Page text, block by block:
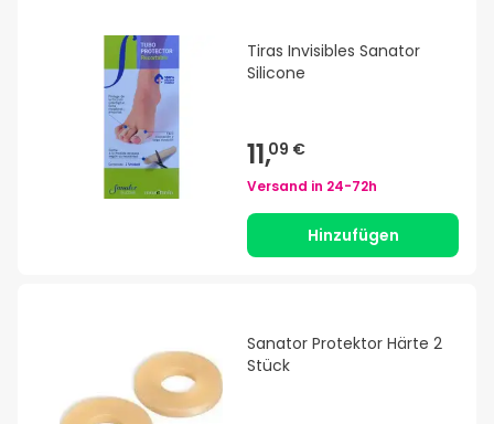
Tiras Invisibles Sanator
Silicone
11,09 €
Versand in 24-72h
Hinzufügen
Sanator Protektor Härte 2
Stück